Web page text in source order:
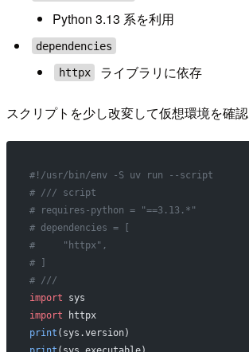
Python 3.13 系を利用
dependencies
httpx ライブラリに依存
スクリプトを少し改変して仮想環境を確認
#!/usr/bin/env -S uv run --script
# /// script
# requires-python = "==3.13.*"
# dependencies = [
#     "httpx",
# ]
# ///
import sys
import httpx
print (sys.version)